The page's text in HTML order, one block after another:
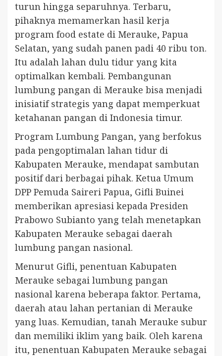
turun hingga separuhnya. Terbaru,
pihaknya memamerkan hasil kerja
program food estate di Merauke, Papua
Selatan, yang sudah panen padi 40 ribu ton.
Itu adalah lahan dulu tidur yang kita
optimalkan kembali. Pembangunan
lumbung pangan di Merauke bisa menjadi
inisiatif strategis yang dapat memperkuat
ketahanan pangan di Indonesia timur.
Program Lumbung Pangan, yang berfokus
pada pengoptimalan lahan tidur di
Kabupaten Merauke, mendapat sambutan
positif dari berbagai pihak. Ketua Umum
DPP Pemuda Saireri Papua, Gifli Buinei
memberikan apresiasi kepada Presiden
Prabowo Subianto yang telah menetapkan
Kabupaten Merauke sebagai daerah
lumbung pangan nasional.
Menurut Gifli, penentuan Kabupaten
Merauke sebagai lumbung pangan
nasional karena beberapa faktor. Pertama,
daerah atau lahan pertanian di Merauke
yang luas. Kemudian, tanah Merauke subur
dan memiliki iklim yang baik. Oleh karena
itu, penentuan Kabupaten Merauke sebagai